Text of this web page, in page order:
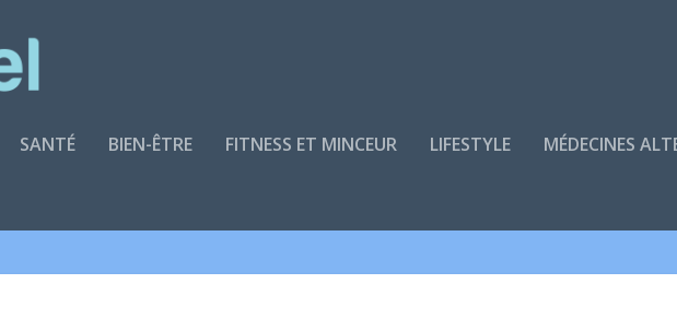
SANTÉ BIEN-ÊTRE FITNESS ET MINCEUR LIFESTYLE MÉDECINES